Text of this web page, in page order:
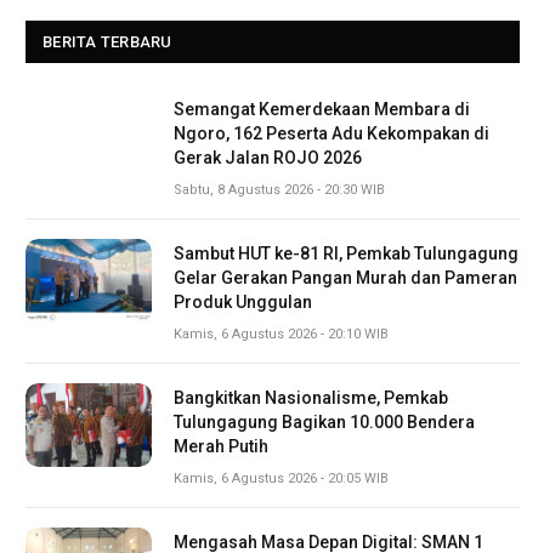
BERITA TERBARU
Semangat Kemerdekaan Membara di
Ngoro, 162 Peserta Adu Kekompakan di
Gerak Jalan ROJO 2026
Sabtu, 8 Agustus 2026 - 20:30 WIB
Sambut HUT ke-81 RI, Pemkab Tulungagung
Gelar Gerakan Pangan Murah dan Pameran
Produk Unggulan
Kamis, 6 Agustus 2026 - 20:10 WIB
Bangkitkan Nasionalisme, Pemkab
Tulungagung Bagikan 10.000 Bendera
Merah Putih
Kamis, 6 Agustus 2026 - 20:05 WIB
Mengasah Masa Depan Digital: SMAN 1